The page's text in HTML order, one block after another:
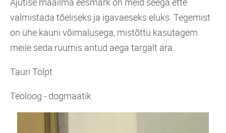
valmistada tõeliseks ja igavaeseks eluks. Tegemist
on ühe kauni võimalusega, mistõttu kasutagem
meile seda ruumis antud aega targalt ära.
Tauri Tölpt
Teoloog - dogmaatik